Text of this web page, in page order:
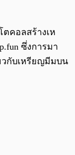
ตคอลสร้างเห
ซึ่งการมา
วกับเหรียญมีมบน